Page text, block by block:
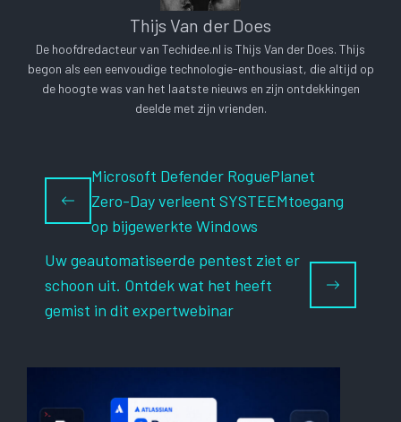
Thijs Van der Does
De hoofdredacteur van Techidee.nl is Thijs Van der Does. Thijs
begon als een eenvoudige technologie-enthousiast, die altijd op
de hoogte was van het laatste nieuws en zijn ontdekkingen
deelde met zijn vrienden.
Microsoft Defender RoguePlanet
Zero-Day verleent SYSTEEMtoegang
op bijgewerkte Windows
Uw geautomatiseerde pentest ziet er
schoon uit. Ontdek wat het heeft
gemist in dit expertwebinar